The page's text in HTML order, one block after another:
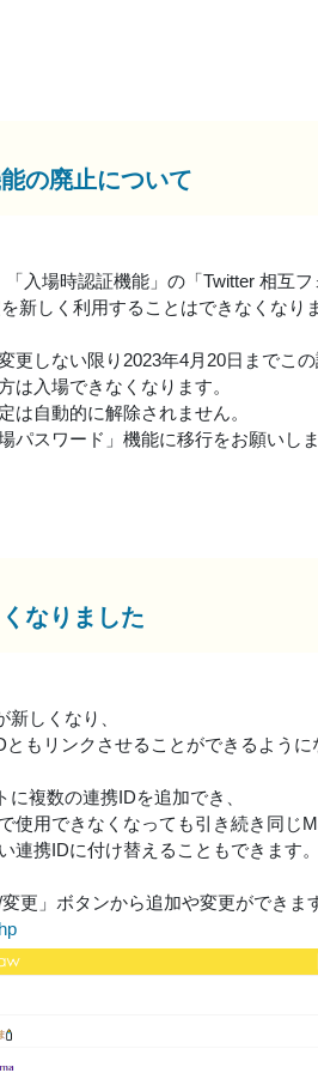
の廃止について
入場時認証機能」の「Twitter 相互
新しく利用することはできなくなり
更しない限り2023年4月20日までこの
は入場できなくなります。
は自動的に解除されません。
パスワード」機能に移行をお願いしま
なりました
しくなり、
もリンクさせることができるように
複数の連携IDを追加でき、
使用できなくなっても引き続き同じ
連携IDに付け替えることもできます。
更」ボタンから追加や変更ができま